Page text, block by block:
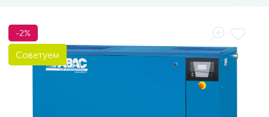
-2%
Советуем